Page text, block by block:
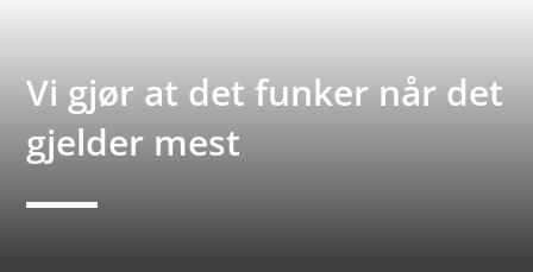
Vi gjør at det funker når det
gjelder mest